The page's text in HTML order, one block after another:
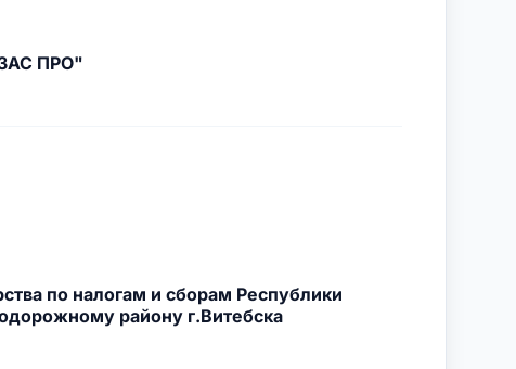
ПРО"
по налогам и сборам Республики
району г.Витебска